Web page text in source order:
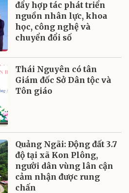
đẩy hợp tác phát triển
nguồn nhân lực, khoa
học, công nghệ và
chuyển đổi số
Thái Nguyên có tân
Giám đốc Sở Dân tộc và
Tôn giáo
Quảng Ngãi: Động đất 3.7
độ tại xã Kon Plông,
người dân vùng lân cận
cảm nhận được rung
chấn